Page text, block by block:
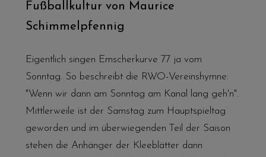
Fußballkultur von Maurice
Schimmelpfennig
Eigentlich singen Emscherkurve 77 ja vom
Sonntag. So beschreibt die RWO-Vereinshymne:
"Wenn wir dann am Sonntag am Kanal lang geh'n".
Mittlerweile ist der Samstag zum Hauptspieltag
geworden und im überwiegenden Teil der Saison
stehen die Anhänger der Kleeblätter dann